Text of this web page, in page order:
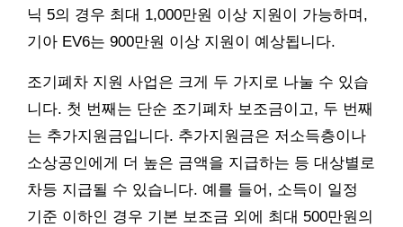
닉 5의 경우 최대 1,000만원 이상 지원이 가능하며,
기아 EV6는 900만원 이상 지원이 예상됩니다.
조기폐차 지원 사업은 크게 두 가지로 나눌 수 있습
니다. 첫 번째는 단순 조기폐차 보조금이고, 두 번째
는 추가지원금입니다. 추가지원금은 저소득층이나
소상공인에게 더 높은 금액을 지급하는 등 대상별로
차등 지급될 수 있습니다. 예를 들어, 소득이 일정
기준 이하인 경우 기본 보조금 외에 최대 500만원의